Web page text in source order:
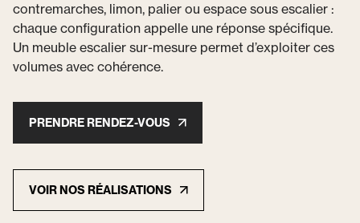
contremarches, limon, palier ou espace sous escalier :
chaque configuration appelle une réponse spécifique.
Un meuble escalier sur-mesure permet d’exploiter ces
volumes avec cohérence.
PRENDRE RENDEZ-VOUS
VOIR NOS RÉALISATIONS